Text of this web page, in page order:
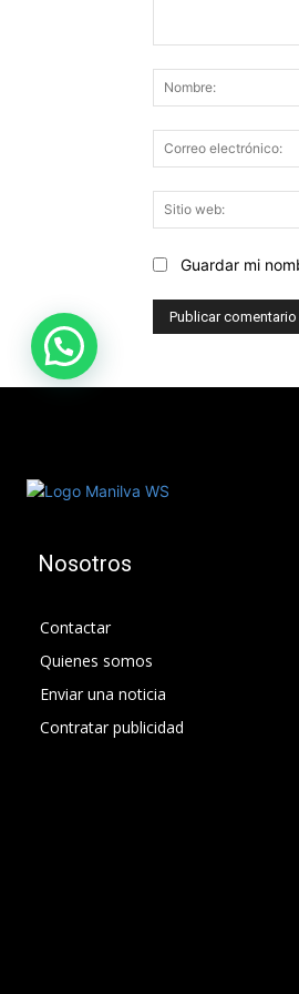
Guardar mi
Nosotros
Contactar
Quienes somos
Enviar una noticia
Contratar publicidad